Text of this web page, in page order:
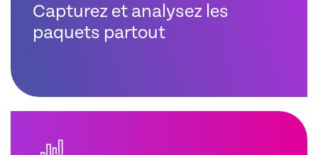
Capturez et analysez les
paquets partout